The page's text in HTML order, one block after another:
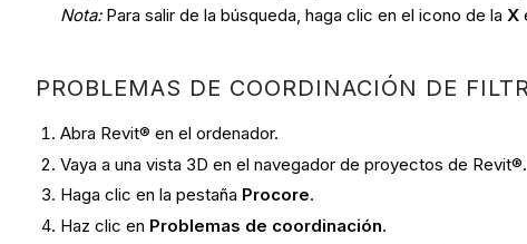
Nota:Para salir de la búsqueda, haga clic en el icono de laX
PROBLEMAS DE COORDINACIÓN DE
Abra Revit® en el ordenador.
Vaya a una vista 3D en el navegador de proyectos de Revit®.
Haga clic en la pestaña Procore.
Haz clic en Problemas de coordinación.